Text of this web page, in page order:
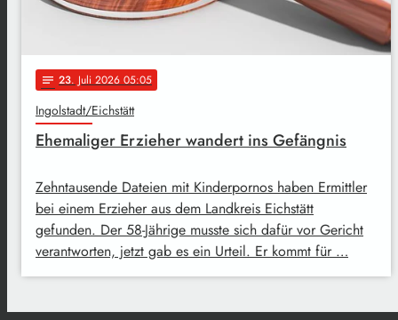
notes 23. Juli 2026 05:05
Ingolstadt/Eichstätt
Ehemaliger Erzieher wandert ins Gefängnis
Zehntausende Dateien mit Kinderpornos haben Ermittler
bei einem Erzieher aus dem Landkreis Eichstätt
gefunden. Der 58-Jährige musste sich dafür vor Gericht
verantworten, jetzt gab es ein Urteil. Er kommt für …